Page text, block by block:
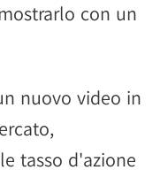
con un
nuovo video in
tasso d'azione